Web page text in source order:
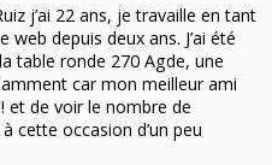
j’ai 22 ans, je travaille en tant
depuis deux ans. J’ai été
table ronde 270 Agde, une
car mon meilleur ami
et de voir le nombre de
cette occasion d’un peu